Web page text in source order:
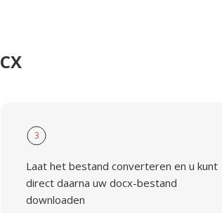
3
Laat het bestand converteren en u kunt
direct daarna uw docx-bestand
downloaden